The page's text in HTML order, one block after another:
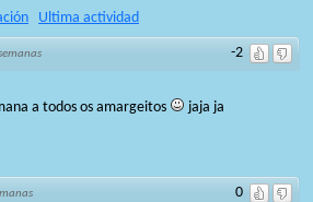
Ultima actividad
-2
a todos os amargeitos
jaja ja
0